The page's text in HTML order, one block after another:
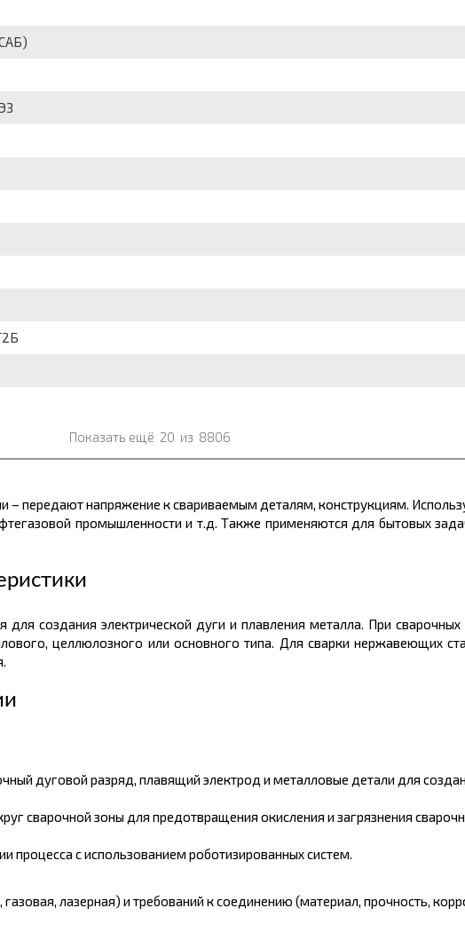
Показать ещё 20 из 8806
передают напряжение к свариваемым деталям, конструкциям.
промышленности и т.д. Также применяются для бытовых
создания электрической дуги и плавления металла. При сварочных
целлюлозного или основного типа. Для сварки нержавеющих
дуговой разряд, плавящий электрод и металловые детали для
сварочной зоны для предотвращения окисления и загрязнения
процесса с использованием роботизированных систем.
лазерная) и требований к соединению (материал, прочность,